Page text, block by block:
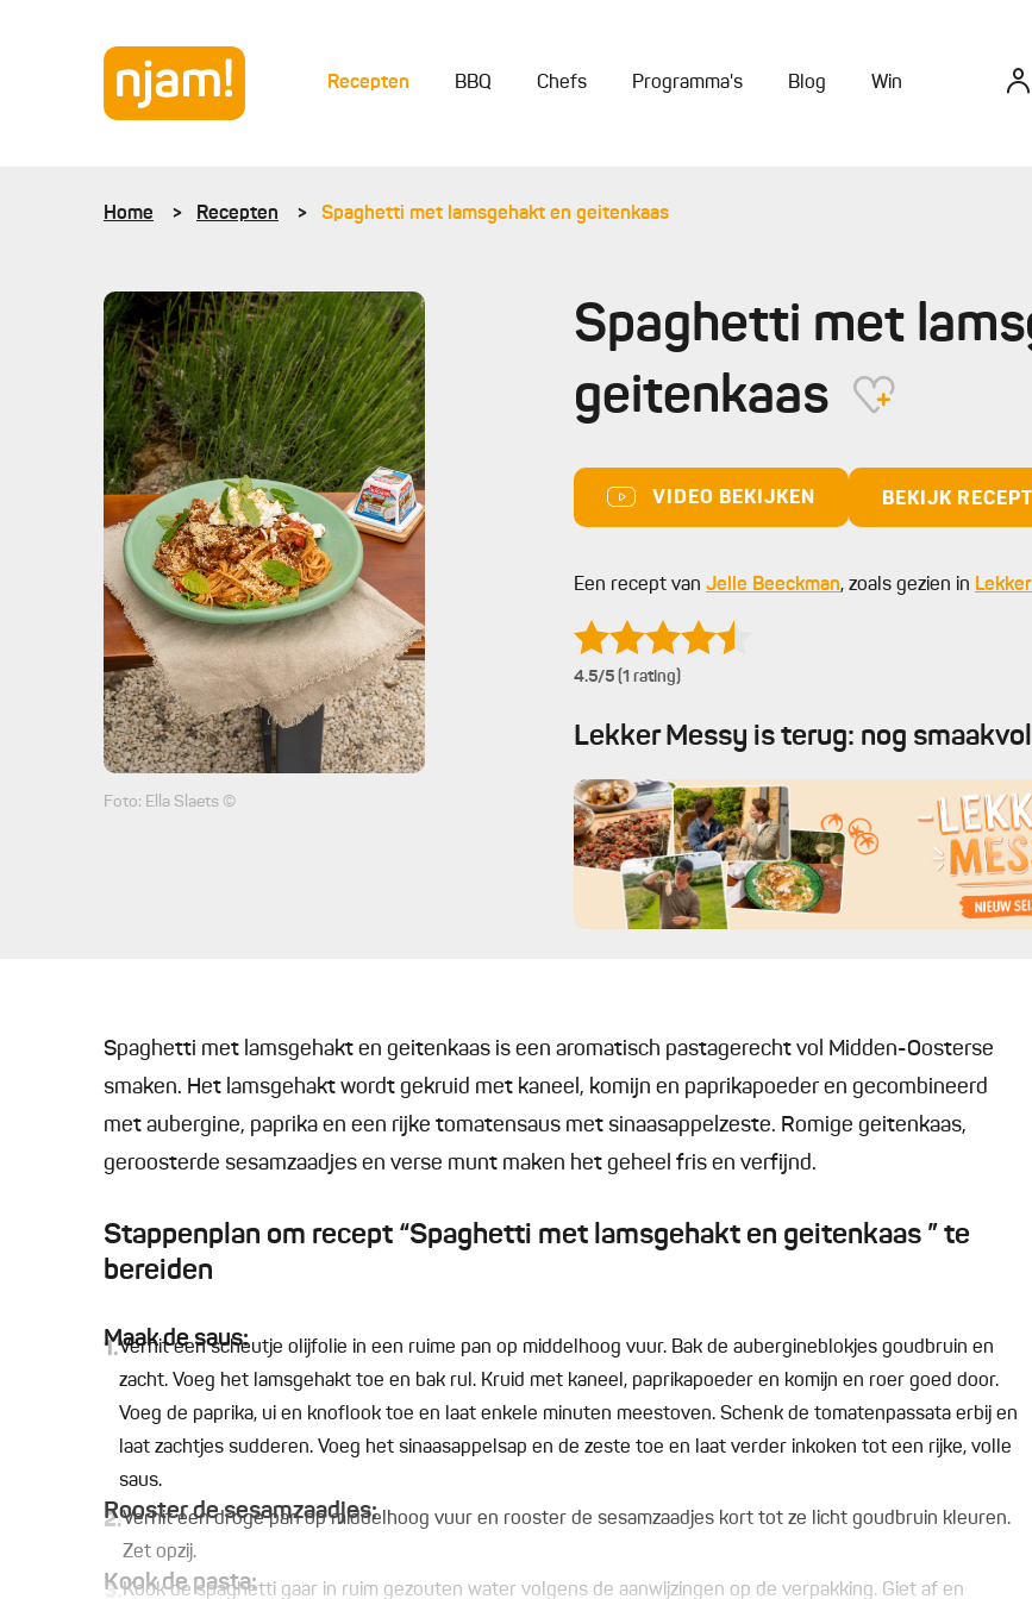
Recepten BBQ Chefs Programma's Blog Win
Home Recepten Spaghetti met lamsgehakt en geitenkaas
Foto: Ella Slaets ©
Spaghetti met
geitenkaas
VIDEO BEKIJKEN BEKIJK
Een recept van Jelle Beeckman, zoals gezien in
4.5/5 (1 rating)
Lekker Messy is terug: nog
Spaghetti met lamsgehakt en geitenkaas is een aromatisch pastagerecht vol Midden-Oosterse
smaken. Het lamsgehakt wordt gekruid met kaneel, komijn en paprikapoeder en gecombineerd
met aubergine, paprika en een rijke tomatensaus met sinaasappelzeste. Romige geitenkaas,
geroosterde sesamzaadjes en verse munt maken het geheel fris en verfijnd.
Stappenplan om recept “Spaghetti met lamsgehakt en geitenkaas ” te
bereiden
Maak de saus:
1.Verhit een scheutje olijfolie in een ruime pan op middelhoog vuur. Bak de aubergineblokjes goudbruin en
zacht. Voeg het lamsgehakt toe en bak rul. Kruid met kaneel, paprikapoeder en komijn en roer goed door.
Voeg de paprika, ui en knoflook toe en laat enkele minuten meestoven. Schenk de tomatenpassata erbij en
laat zachtjes sudderen. Voeg het sinaasappelsap en de zeste toe en laat verder inkoken tot een rijke, volle
saus.
Rooster de sesamzaadjes:
2.Verhit een droge pan op middelhoog vuur en rooster de sesamzaadjes kort tot ze licht goudbruin kleuren.
Zet opzij.
Kook de pasta:
3.Kook de spaghetti gaar in ruim gezouten water volgens de aanwijzingen op de verpakking. Giet af en